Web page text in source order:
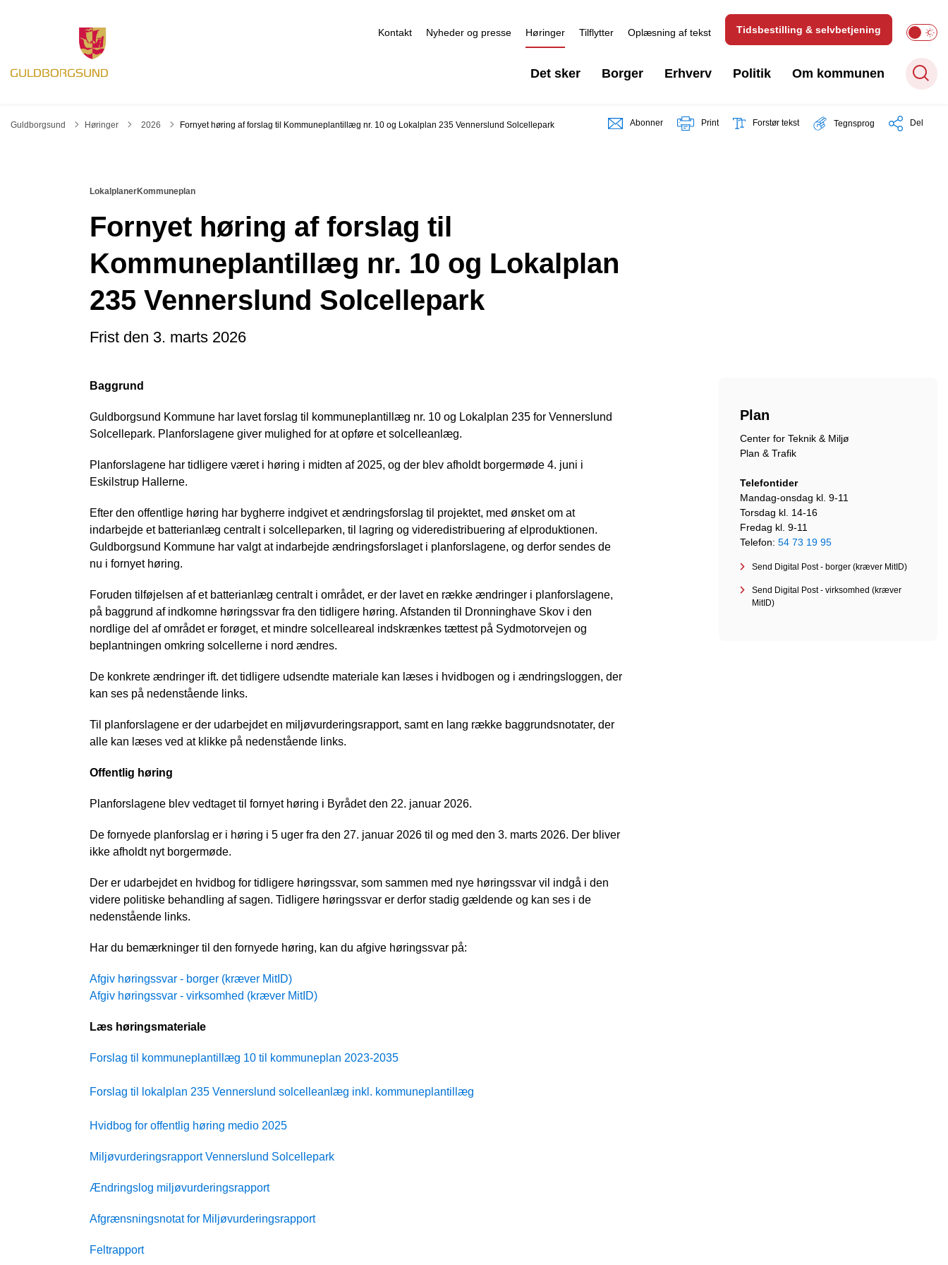
Kontakt Nyheder og presse Høringer Tilflytter Oplæsning af tekst Tidsbestilling & selvbetjening
Det sker Borger Erhverv Politik Om kommunen
Guldborgsund Høringer Tilbage til
2026 Fornyet høring af forslag til Kommuneplantillæg nr. 10 og Lokalplan 235 Vennerslund Solcellepark Abonner Print Forstør tekst Tegnsprog Del
LokalplanerKommuneplan
Fornyet høring af forslag til
Kommuneplantillæg nr. 10 og Lokalplan
235 Vennerslund Solcellepark
Frist den 3. marts 2026
Baggrund
Guldborgsund Kommune har lavet forslag til kommuneplantillæg nr. 10 og Lokalplan 235 for Vennerslund
Solcellepark. Planforslagene giver mulighed for at opføre et solcelleanlæg.
Planforslagene har tidligere været i høring i midten af 2025, og der blev afholdt borgermøde 4. juni i
Eskilstrup Hallerne.
Efter den offentlige høring har bygherre indgivet et ændringsforslag til projektet, med ønsket om at
indarbejde et batterianlæg centralt i solcelleparken, til lagring og videredistribuering af elproduktionen.
Guldborgsund Kommune har valgt at indarbejde ændringsforslaget i planforslagene, og derfor sendes de
nu i fornyet høring.
Foruden tilføjelsen af et batterianlæg centralt i området, er der lavet en række ændringer i planforslagene,
på baggrund af indkomne høringssvar fra den tidligere høring. Afstanden til Dronninghave Skov i den
nordlige del af området er forøget, et mindre solcelleareal indskrænkes tættest på Sydmotorvejen og
beplantningen omkring solcellerne i nord ændres.
De konkrete ændringer ift. det tidligere udsendte materiale kan læses i hvidbogen og i ændringsloggen, der
kan ses på nedenstående links.
Til planforslagene er der udarbejdet en miljøvurderingsrapport, samt en lang række baggrundsnotater, der
alle kan læses ved at klikke på nedenstående links.
Offentlig høring
Planforslagene blev vedtaget til fornyet høring i Byrådet den 22. januar 2026.
De fornyede planforslag er i høring i 5 uger fra den 27. januar 2026 til og med den 3. marts 2026. Der bliver
ikke afholdt nyt borgermøde.
Der er udarbejdet en hvidbog for tidligere høringssvar, som sammen med nye høringssvar vil indgå i den
videre politiske behandling af sagen. Tidligere høringssvar er derfor stadig gældende og kan ses i de
nedenstående links.
Har du bemærkninger til den fornyede høring, kan du afgive høringssvar på:
Afgiv høringssvar - borger (kræver MitID)
Afgiv høringssvar - virksomhed (kræver MitID)
Læs høringsmateriale
Forslag til kommuneplantillæg 10 til kommuneplan 2023-2035
Forslag til lokalplan 235 Vennerslund solcelleanlæg inkl. kommuneplantillæg
Hvidbog for offentlig høring medio 2025
Miljøvurderingsrapport Vennerslund Solcellepark
Ændringslog miljøvurderingsrapport
Afgrænsningsnotat for Miljøvurderingsrapport
Feltrapport
Plan
Center for Teknik & Miljø
Plan & Trafik
Telefontider
Mandag-onsdag kl. 9-11
Torsdag kl. 14-16
Fredag kl. 9-11
Telefon:54 73 19 95
Send Digital Post - borger (kræver MitID)
Send Digital Post - virksomhed (kræver
MitID)